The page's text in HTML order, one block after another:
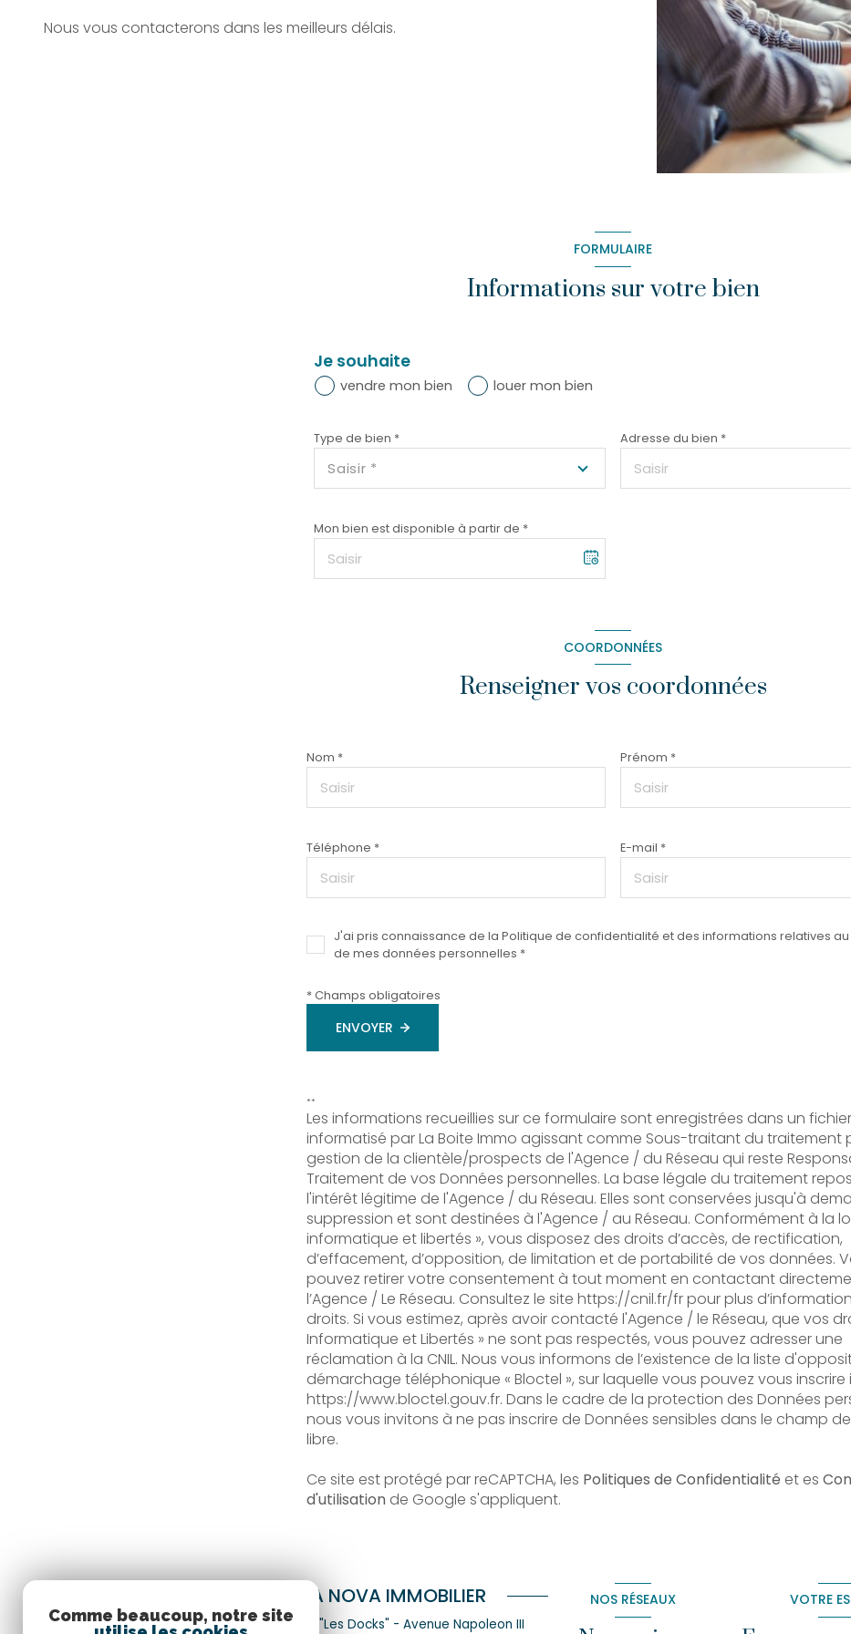
Nous vous contacterons dans les meilleurs délais.
FORMULAIRE
Informations sur votre bien
Je souhaite
vendre mon bien louer mon bien
Type de bien *
Saisir *
Adresse du bien *
Mon bien est disponible à partir de *
COORDONNÉES
Renseigner vos coordonnées
Nom * Prénom *
Téléphone * E-mail *
J'ai pris connaissance de la Politique de confidentialité et des informations relatives
de mes données personnelles *
* Champs obligatoires
ENVOYER
**
Les informations recueillies sur ce formulaire sont enregistrées dans un fichier
informatisé par La Boite Immo agissant comme Sous-traitant du traitement
gestion de la clientèle/prospects de l'Agence / du Réseau qui reste
Traitement de vos Données personnelles. La base légale du traitement
l'intérêt légitime de l'Agence / du Réseau. Elles sont conservées jusqu'à
suppression et sont destinées à l'Agence / au Réseau. Conformément à la
informatique et libertés », vous disposez des droits d’accès, de rectification,
d’effacement, d’opposition, de limitation et de portabilité de vos données.
pouvez retirer votre consentement à tout moment en contactant
l’Agence / Le Réseau. Consultez le site https://cnil.fr/frpour plus
droits. Si vous estimez, après avoir contacté l'Agence / le Réseau, que vos
Informatique et Libertés » ne sont pas respectés, vous pouvez adresser une
réclamation à la CNIL. Nous vous informons de l’existence de la liste
démarchage téléphonique « Bloctel », sur laquelle vous pouvez vous inscrire
https://www.bloctel.gouv.fr. Dans le cadre de la protection des Données
nous vous invitons à ne pas inscrire de Données sensibles dans le champ
libre.
Ce site est protégé par reCAPTCHA, les Politiques de Confidentialité et es
d'utilisation de Google s'appliquent.
TERRA NOVA IMMOBILIER
Lieu-dit "Les Docks" - Avenue Napoleon III
NOS RÉSEAUX VOTRE
Comme beaucoup, notre site